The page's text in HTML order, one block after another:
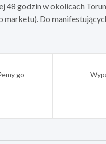
godzin w okolicach
marketu). Do
go